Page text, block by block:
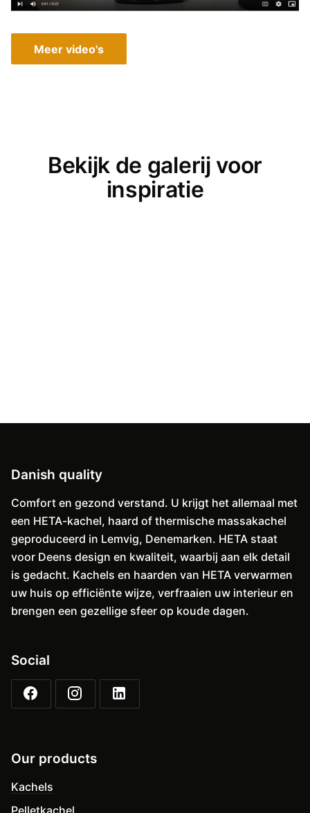
Meer video's
Bekijk de galerij voor
inspiratie
Danish quality
Comfort en gezond verstand. U krijgt het allemaal met
een HETA-kachel, haard of thermische massakachel
geproduceerd in Lemvig, Denemarken. HETA staat
voor Deens design en kwaliteit, waarbij aan elk detail
is gedacht. Kachels en haarden van HETA verwarmen
uw huis op efficiënte wijze, verfraaien uw interieur en
brengen een gezellige sfeer op koude dagen.
Social
Our products
Kachels